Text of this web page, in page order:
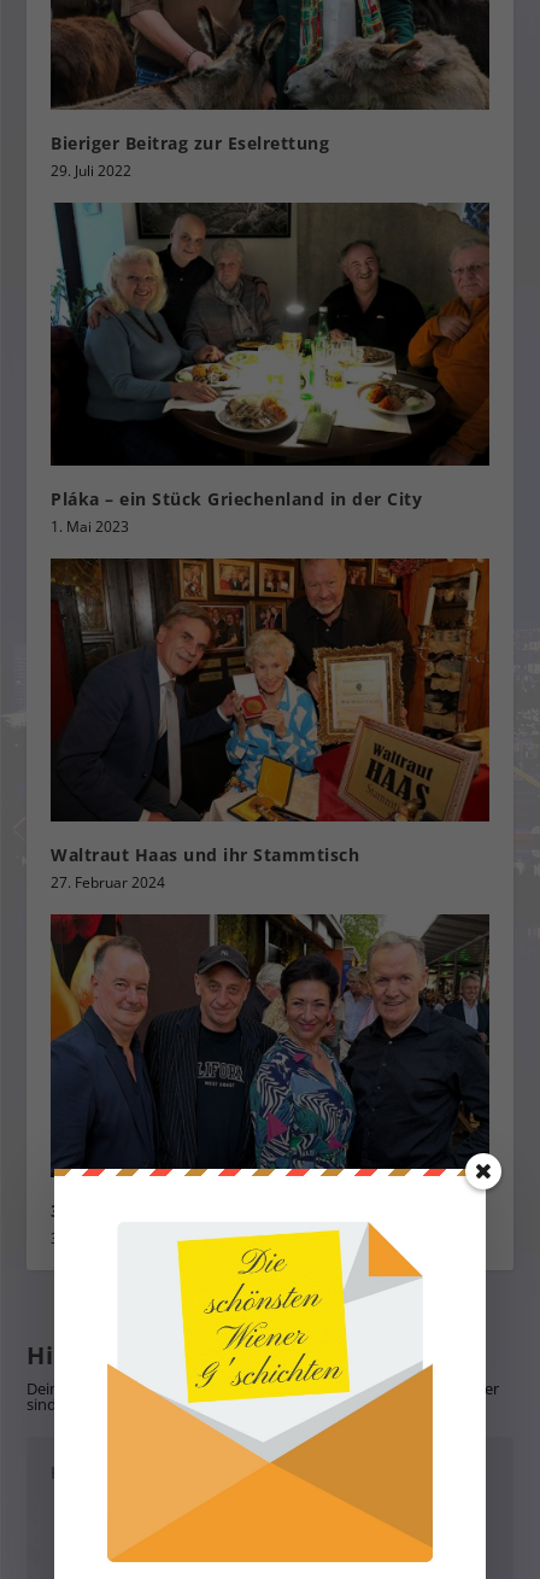
Bieriger Beitrag zur Eselrettung
29. Juli 2022
Pláka – ein Stück Griechenland in der City
1. Mai 2023
Waltraut Haas und ihr Stammtisch
27. Februar 2024
30 Jahre Summerstage am Donaukanal
30. Mai 2026
Hinterlasse eine Antwort
Deine E-Mail-Adresse wird nicht veröffentlicht. Erforderliche Felder
sind mit markiert